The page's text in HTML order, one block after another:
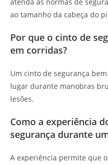
ao tamanho da cabeça do
Por que o cinto de
em corridas?
Um cinto de segurança
lugar durante manobras
lesões.
Como a experiência
segurança durante
A experiência permite que